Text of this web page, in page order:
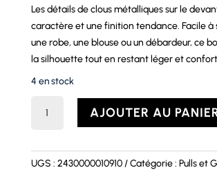
Les détails de clous métalliques sur le
caractère et une finition tendance. Facile à
une robe, une blouse ou un débardeur, ce
la silhouette tout en restant léger et
4 en stock
COACHELLA
AJOUTER AU
UGS : 2430000010910 Catégorie : Pulls et